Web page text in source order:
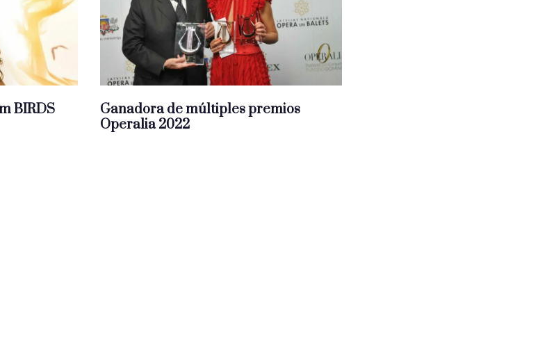
BIRDS
Ganadora de múltiples premios
Operalia 2022